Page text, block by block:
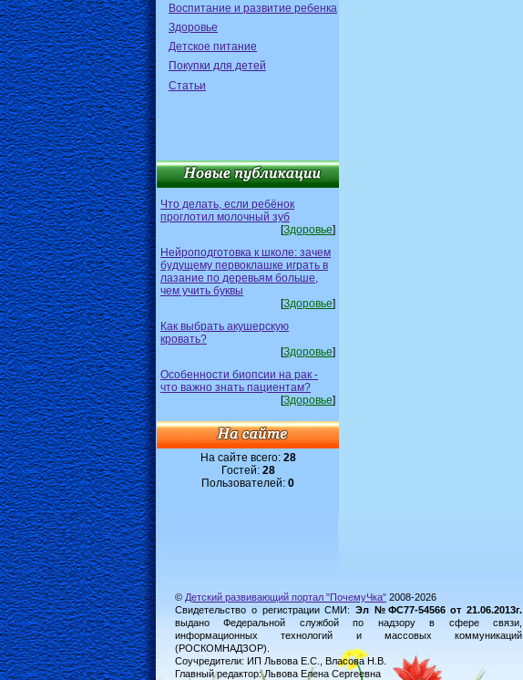
Воспитание и развитие ребенка
Здоровье
Детское питание
Покупки для детей
Статьи
Что делать, если ребёнок
проглотил молочный зуб
[Здоровье]
Нейроподготовка к школе: зачем
будущему первоклашке играть в
лазание по деревьям больше,
чем учить буквы
[Здоровье]
Как выбрать акушерскую
кровать?
[Здоровье]
Особенности биопсии на рак -
что важно знать пациентам?
[Здоровье]
На сайте всего: 28
Гостей: 28
Пользователей: 0
© Детский развивающий портал "ПочемуЧка" 2008-2026
Свидетельство о регистрации СМИ: Эл №ФС77-54566 от 21.06.2013г.
выдано Федеральной службой по надзору в сфере связи,
информационных технологий и массовых коммуникаций
(РОСКОМНАДЗОР).
Соучредители: ИП Львова Е.С., Власова Н.В.
Главный редактор: Львова Елена Сергеевна